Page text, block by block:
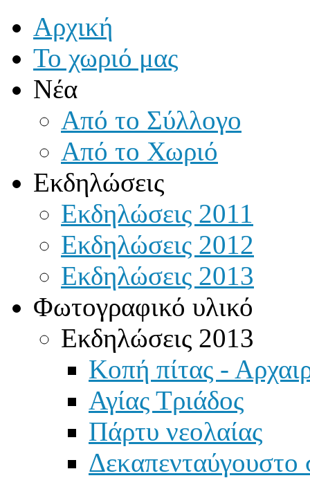
Αρχική
Το χωριό μας
Νέα
Από το Σύλλογο
Από το Χωριό
Εκδηλώσεις
Εκδηλώσεις 2011
Εκδηλώσεις 2012
Εκδηλώσεις 2013
Φωτογραφικό υλικό
Εκδηλώσεις 2013
Κοπή πίτας -
Αγίας Τριάδος
Πάρτυ νεολαίας
Δεκαπενταύγουστο